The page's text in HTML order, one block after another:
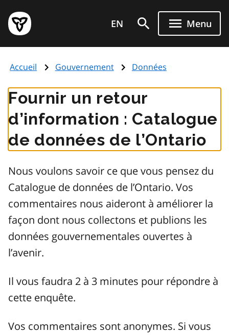
au
contenu
principal
Page
d'accueil
de
EN Menu
Accueil Gouvernement Données
Fournir un retour
d’information : Catalogue
de données de l’Ontario
Nous voulons savoir ce que vous pensez du
Catalogue de données de l’Ontario. Vos
commentaires nous aideront à améliorer la
façon dont nous collectons et publions les
données gouvernementales ouvertes à
l’avenir.
Il vous faudra 2 à 3 minutes pour répondre à
cette enquête.
Vos commentaires sont anonymes. Si vous